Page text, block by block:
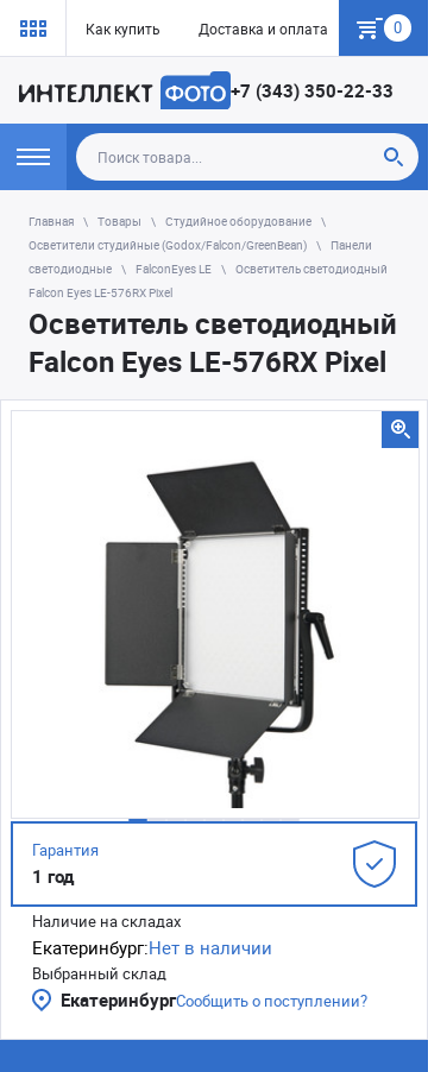
Как купить Доставка и оплата Гарантия
0
+7 (343) 350-22-33
Главная Товары
Студийное оборудование
Осветители студийные (Godox/Falcon/GreenBean)
Панели
светодиодные
FalconEyes LE
Осветитель светодиодный
Falcon Eyes LE-576RX Pixel
Осветитель светодиодный
Falcon Eyes LE-576RX Pixel
Гарантия
1 год
Наличие на складах
Екатеринбург:Нет в наличии
Выбранный склад
ЕкатеринбургСообщить о поступлении?